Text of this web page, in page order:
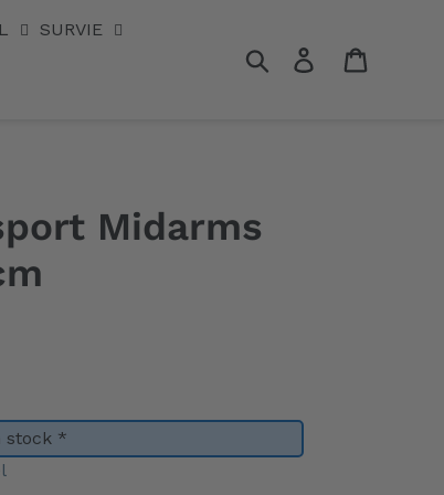
SURVIE
RechercherSe connecter
Midarms
stock *